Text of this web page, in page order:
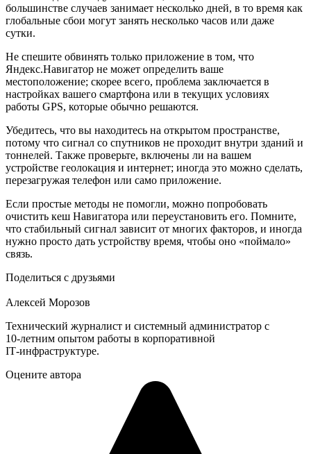
большинстве случаев занимает несколько дней, в то время как
глобальные сбои могут занять несколько часов или даже
сутки.
Не спешите обвинять только приложение в том, что
Яндекс.Нaвигатор не может определить ваше
местоположение; скорее всего, проблема заключается в
настройках вашего смартфона или в текущих условиях
работы GPS, которые обычно решаются.
Убедитесь, что вы находитесь на открытом пространстве,
потому что сигнал со спутников не проходит внутри зданий и
тоннелей. Также проверьте, включены ли на вашем
устройстве геолокация и интернет; иногда это можно сделать,
перезагружая телефон или само приложение.
Если простые методы не помогли, можно попробовать
очистить кеш Навигатора или переустановить его. Помните,
что стабильный сигнал зависит от многих факторов, и иногда
нужно просто дать устройству время, чтобы оно «поймало»
связь.
Поделиться с друзьями
Алексей Морозов
Технический журналист и системный администратор с
10‑летним опытом работы в корпоративной
IT‑инфраструктуре.
Оцените автора